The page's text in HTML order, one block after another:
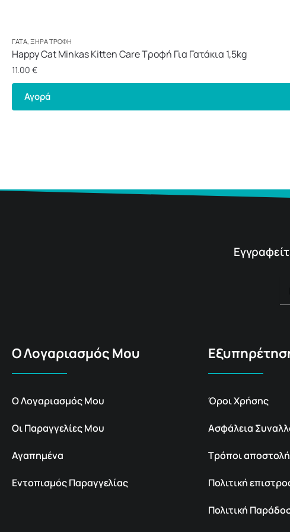
ΓΆΤΑ ΞΗΡΆ ΤΡΟΦΉ
Happy Cat Minkas Kitten Care Τροφή Για Γατάκια 1,5kg
11.00 €
Αγορά
Ο Λογαριασμός Μου
Ο Λογαριασμός Μου
Οι Παραγγελίες Μου
Αγαπημένα
Εντοπισμός Παραγγελίας
Όροι Χρήσης
Ασφάλεια
Τρόποι
Πολιτική
Πολιτική